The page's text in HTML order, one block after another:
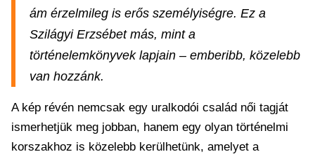
ám érzelmileg is erős személyiségre. Ez a
Szilágyi Erzsébet más, mint a
történelemkönyvek lapjain – emberibb, közelebb
van hozzánk.
A kép révén nemcsak egy uralkodói család női tagját
ismerhetjük meg jobban, hanem egy olyan történelmi
korszakhoz is közelebb kerülhetünk, amelyet a